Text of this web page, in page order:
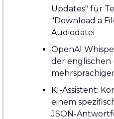
Updates" für
"Download a
Audiodatei
OpenAI
der
KI-Assistent:
einem
JSON-